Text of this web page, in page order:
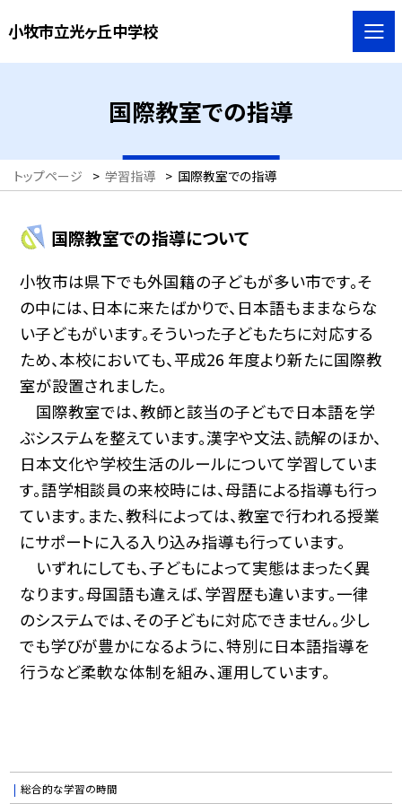
小牧市立光ヶ丘中学校
国際教室での指導
トップページ > 学習指導 > 国際教室での指導
国際教室での指導について
小牧市は県下でも外国籍の子どもが多い市です。そ
の中には、日本に来たばかりで、日本語もままならな
い子どもがいます。そういった子どもたちに対応する
ため、本校においても、平成26 年度より新たに国際教
室が設置されました。
国際教室では、教師と該当の子どもで日本語を学
ぶシステムを整えています。漢字や文法、読解のほか、
日本文化や学校生活のルールについて学習していま
す。語学相談員の来校時には、母語による指導も行っ
ています。また、教科によっては、教室で行われる授業
にサポートに入る入り込み指導も行っています。
いずれにしても、子どもによって実態はまったく異
なります。母国語も違えば、学習歴も違います。一律
のシステムでは、その子どもに対応できません。少し
でも学びが豊かになるように、特別に日本語指導を
行うなど柔軟な体制を組み、運用しています。
総合的な学習の時間